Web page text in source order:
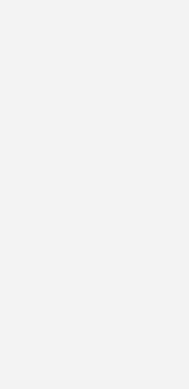
Regeln der
von Stagnation über
Symposium im
ein
Sanitärbranche
unterstreichen.
vorbereitet, die sich
sich an Planer und